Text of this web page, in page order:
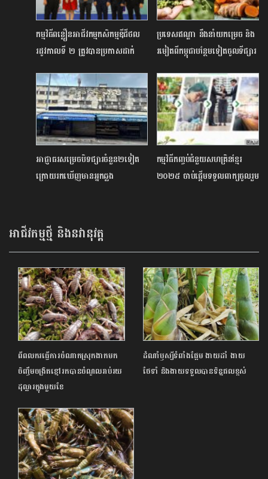
កម្មវិធីពន្លឿនអាជីវកម្មកសិកម្មឌីជីថល
រដូវកាលទី ២ ត្រូវបានប្រកាសដាក់
ប្រទេសឥណ្ឌា នឹងនាំយកម្រេច និង
រមៀតពីកម្ពុជាបន្ថែមទៀតចូលទីផ្សារ
អាជ្ញាធរសម្រេចបិទផ្សារចំនួន២ទៀត
ក្រោយរកឃើញមានអ្នកឆ្លង
កម្មវិធីកញ្ចប់ជំនួយសហគ្រិនខ្មែរ
២០២៥ ចាប់ផ្តើមទទួលពាក្យចូលរួម
អាជីវកម្មថ្មី និងនវានុវត្ត
ពីពលករធ្វើការចំណាកស្រុកងាកមក
ចិញ្ចឹមចង្រិតខ្មៅរកបានចំណូលរាប់រយ
ដុល្លារក្នុងមួយខែ
ដំណាំឫស្សីទំពាំងផ្អែម ងាយដាំ ងាយ
ថែទាំ និងងាយទទួលបានទិន្នផលខ្ពស់